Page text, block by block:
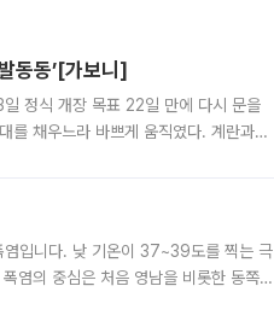
동동’[가보니]
정식 개장 목표 22일 만에 다시 문을
를 채우느라 바쁘게 움직였다. 계란과
염입니다. 낮 기온이 37~39도를 찍는 극
염의 중심은 처음 영남을 비롯한 동쪽